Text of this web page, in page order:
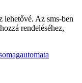
lehetővé. Az sms-ben
rendeléséhez,